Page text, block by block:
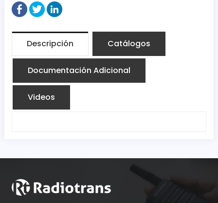
Descripción Catálogos
Documentación Adicional
Videos